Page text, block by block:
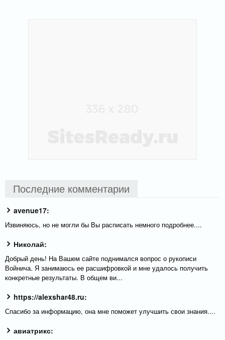
Последние комментарии
avenue17:
Извиняюсь, но не могли бы Вы расписать немного подробнее....
Николай:
Добрый день! На Вашем сайте поднимался вопрос о рукописи
Войнича. Я занимаюсь ее расшифровкой и мне удалось получить
конкретные результаты. В общем ви...
https://alexshar48.ru:
Спасибо за информацию, она мне поможет улучшить свои знания....
авиатрикс: